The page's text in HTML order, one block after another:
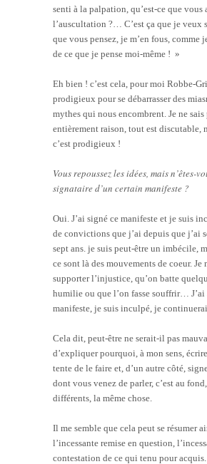
senti à la palpation, qu’est-ce que vous
l’auscultation ?… C’est ça que je veux
que vous pensez, je m’en fous, comme
de ce que je pense moi-même ! »
Eh bien ! c’est cela, pour moi Robbe-
prodigieux pour se débarrasser des
mythes qui nous encombrent. Je ne sais
entièrement raison, tout est discutable,
c’est prodigieux !
Vous repoussez les idées, mais n’êtes-
signataire d’un certain manifeste ?
Oui. J’ai signé ce manifeste et je suis
de convictions que j’ai depuis que j’ai
sept ans. je suis peut-être un imbécile,
ce sont là des mouvements de coeur. Je
supporter l’injustice, qu’on batte
humilie ou que l’on fasse souffrir… J’ai
manifeste, je suis inculpé, je continuerai.
Cela dit, peut-être ne serait-il pas
d’expliquer pourquoi, à mon sens,
tente de le faire et, d’un autre côté,
dont vous venez de parler, c’est au
différents, la même chose.
Il me semble que cela peut se résumer
l’incessante remise en question,
contestation de ce qui tenu pour acquis.